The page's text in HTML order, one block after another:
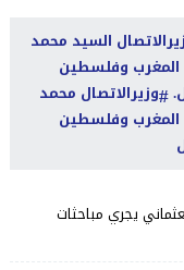
السيد محمد
المغرب وفلسطين
وزيرالاتصال محمد
المغرب وفلسطين
يجري مباحثات